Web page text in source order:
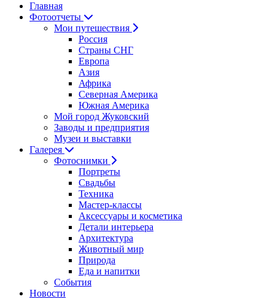
Главная
Фотоотчеты
Мои путешествия
Россия
Страны СНГ
Европа
Азия
Африка
Северная Америка
Южная Америка
Мой город Жуковский
Заводы и предприятия
Музеи и выставки
Галерея
Фотоснимки
Портреты
Свадьбы
Техника
Мастер-классы
Аксессуары и косметика
Детали интерьера
Архитектура
Животный мир
Природа
Еда и напитки
События
Новости